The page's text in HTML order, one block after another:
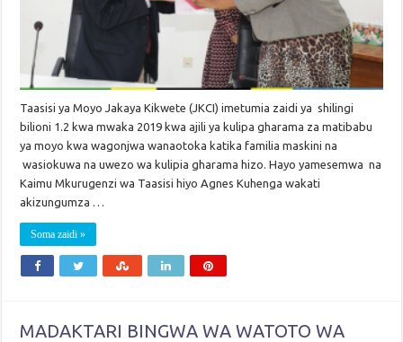
Taasisi ya Moyo Jakaya Kikwete (JKCI) imetumia zaidi ya shilingi
bilioni 1.2 kwa mwaka 2019 kwa ajili ya kulipa gharama za matibabu
ya moyo kwa wagonjwa wanaotoka katika familia maskini na
wasiokuwa na uwezo wa kulipia gharama hizo. Hayo yamesemwa na
Kaimu Mkurugenzi wa Taasisi hiyo Agnes Kuhenga wakati
akizungumza …
Soma zaidi »
MADAKTARI BINGWA WA WATOTO WA